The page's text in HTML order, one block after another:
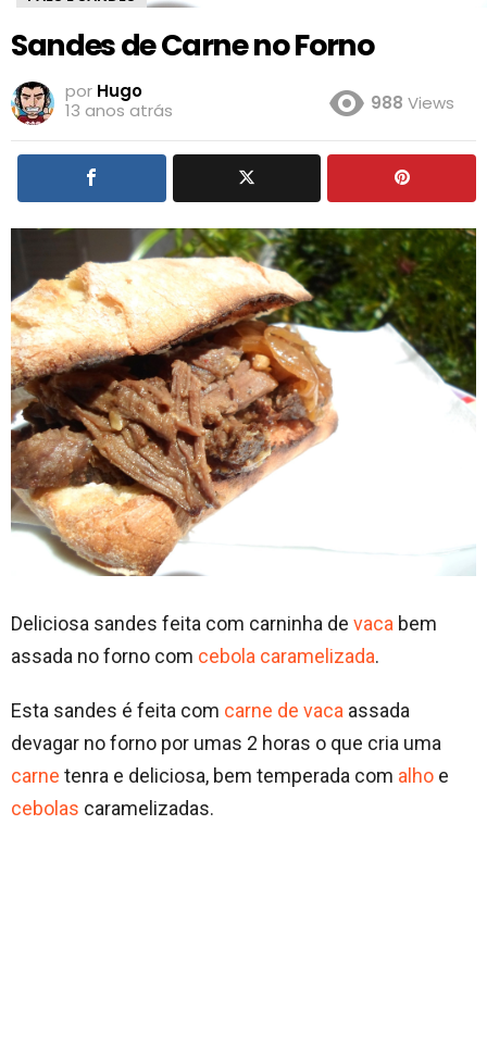
Sandes de Carne no Forno
por Hugo
13 anos atrás
988 Views
Deliciosa sandes feita com carninha de vaca bem
assada no forno com cebola caramelizada.
Esta sandes é feita com carne de vaca assada
devagar no forno por umas 2 horas o que cria uma
carne tenra e deliciosa, bem temperada com alho e
cebolas caramelizadas.